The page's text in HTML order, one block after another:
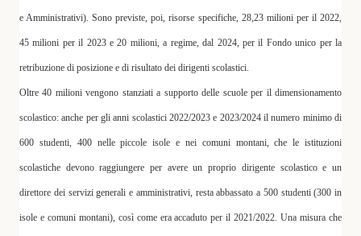
e Amministrativi). Sono previste, poi, risorse specifiche, 28,23 milioni per il 2022,
45 milioni per il 2023 e 20 milioni, a regime, dal 2024, peril Fondo unico per la
retribuzione di posizione e di risultato dei dirigenti scolastici.
Oltre40 milionivengono stanziati a supporto delle scuoleper il dimensionamento
scolastico: anche per gli anni scolastici 2022/2023 e 2023/2024 il numero minimo di
600 studenti, 400 nelle piccole isole e nei comuni montani, che le istituzioni
scolastiche devono raggiungere per avere un proprio dirigente scolastico e un
direttore dei servizi generali e amministrativi, resta abbassato a 500 studenti(300 in
isole e comuni montani), così come era accaduto per il 2021/2022. Una misura che